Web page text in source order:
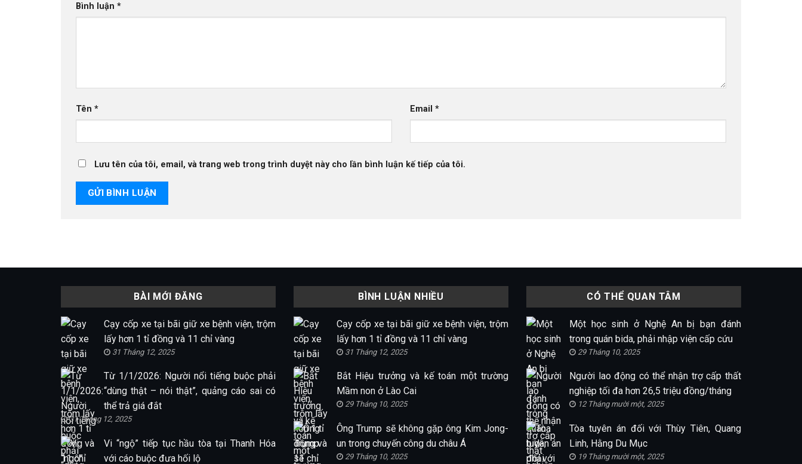
Bình luận *
Tên * Email *
Lưu tên của tôi, email, và trang web trong trình duyệt này cho lần bình luận kế tiếp của tôi.
BÀI MỚI ĐĂNG
Cạy cốp xe tại bãi giữ xe bệnh viện, trộm
lấy hơn 1 tỉ đồng và 11 chỉ vàng
31 Tháng 12, 2025
Từ 1/1/2026: Người nổi tiếng buộc phải
“dùng thật – nói thật”, quảng cáo sai có
thể trả giá đắt
31 Tháng 12, 2025
Vi “ngộ” tiếp tục hầu tòa tại Thanh Hóa
với cáo buộc đưa hối lộ
BÌNH LUẬN NHIỀU
Cạy cốp xe tại bãi giữ xe bệnh viện, trộm
lấy hơn 1 tỉ đồng và 11 chỉ vàng
31 Tháng 12, 2025
Bắt Hiệu trưởng và kế toán một trường
Mầm non ở Lào Cai
29 Tháng 10, 2025
Ông Trump sẽ không gặp ông Kim Jong-
un trong chuyến công du châu Á
29 Tháng 10, 2025
CÓ THỂ QUAN TÂM
Một học sinh ở Nghệ An bị bạn đánh
trong quán bida, phải nhập viện cấp cứu
29 Tháng 10, 2025
Người lao động có thể nhận trợ cấp thất
nghiệp tối đa hơn 26,5 triệu đồng/tháng
12 Tháng mười một, 2025
Tòa tuyên án đối với Thùy Tiên, Quang
Linh, Hằng Du Mục
19 Tháng mười một, 2025